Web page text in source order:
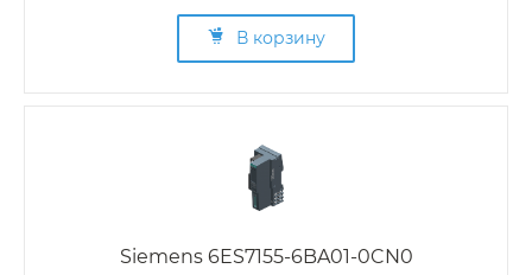
В корзину
Siemens 6ES7155-6BA01-0CN0